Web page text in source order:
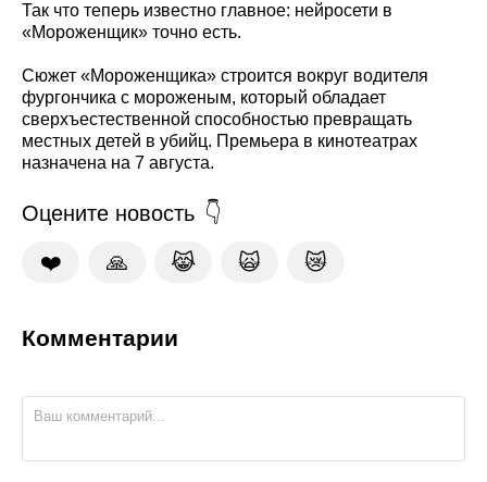
Так что теперь известно главное: нейросети в
«Мороженщик» точно есть.
Сюжет «Мороженщика» строится вокруг водителя
фургончика с мороженым, который обладает
сверхъестественной способностью превращать
местных детей в убийц. Премьера в кинотеатрах
назначена на 7 августа.
Оцените новость
❤️ 🙏 😹 🙀 😿
Комментарии